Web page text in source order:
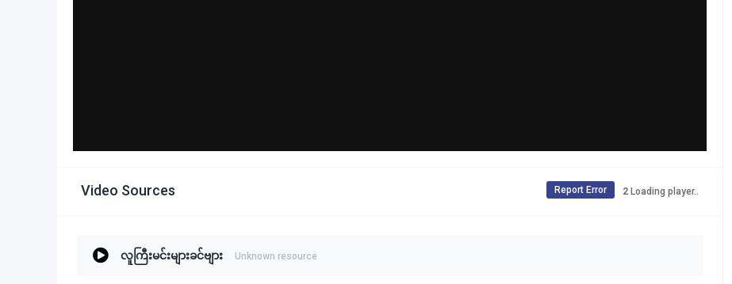
Video Sources 1 Loading player..
Report Error
လူကြီးမင်းများခင်ဗျား Unknown resource